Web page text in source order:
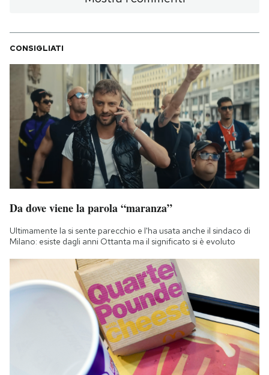
CONSIGLIATI
Da dove viene la parola “maranza”
Ultimamente la si sente parecchio e l'ha usata anche il sindaco di
Milano: esiste dagli anni Ottanta ma il significato si è evoluto